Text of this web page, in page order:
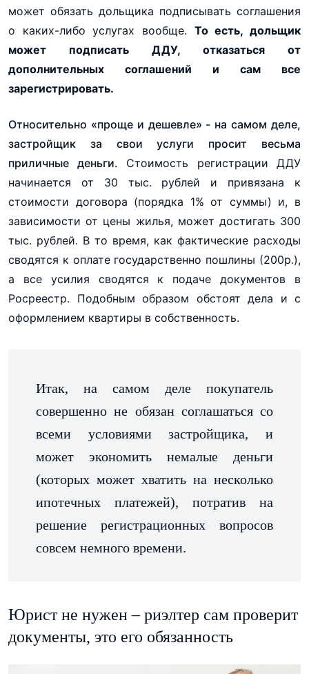
может обязать дольщика подписывать соглашения
о каких-либо услугах вообще. То есть, дольщик
может подписать ДДУ, отказаться от
дополнительных соглашений и сам все
зарегистрировать.
Относительно «проще и дешевле» - на самом деле,
застройщик за свои услуги просит весьма
приличные деньги. Стоимость регистрации ДДУ
начинается от 30 тыс. рублей и привязана к
стоимости договора (порядка 1% от суммы) и, в
зависимости от цены жилья, может достигать 300
тыс. рублей. В то время, как фактические расходы
сводятся к оплате государственно пошлины (200р.),
а все усилия сводятся к подаче документов в
Росреестр. Подобным образом обстоят дела и с
оформлением квартиры в собственность.
Итак, на самом деле покупатель
совершенно не обязан соглашаться со
всеми условиями застройщика, и
может экономить немалые деньги
(которых может хватить на несколько
ипотечных платежей), потратив на
решение регистрационных вопросов
совсем немного времени.
Юрист не нужен – риэлтер сам проверит
документы, это его обязанность